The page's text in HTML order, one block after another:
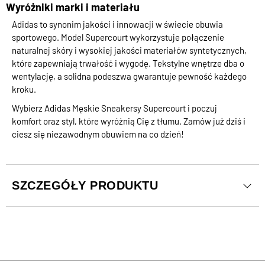
Wyróżniki marki i materiału
Adidas to synonim jakości i innowacji w świecie obuwia
sportowego. Model Supercourt wykorzystuje połączenie
naturalnej skóry i wysokiej jakości materiałów syntetycznych,
które zapewniają trwałość i wygodę. Tekstylne wnętrze dba o
wentylację, a solidna podeszwa gwarantuje pewność każdego
kroku.
Wybierz Adidas Męskie Sneakersy Supercourt i poczuj
komfort oraz styl, które wyróżnią Cię z tłumu. Zamów już dziś i
ciesz się niezawodnym obuwiem na co dzień!
SZCZEGÓŁY PRODUKTU